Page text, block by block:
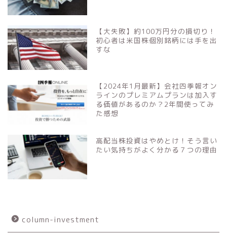
【大失敗】約100万円分の損切り！
初心者は米国株個別銘柄には手を出
すな
【2024年1月最新】会社四季報オン
ラインのプレミアムプランは加入す
る価値があるのか？2年間使ってみ
た感想
高配当株投資はやめとけ！そう言い
たい気持ちがよく分かる７つの理由
column-investment